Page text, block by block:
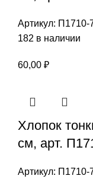
Артикул: П1710-
182 в наличии
60,00 ₽
Хлопок
см, арт.
Артикул: П1710-